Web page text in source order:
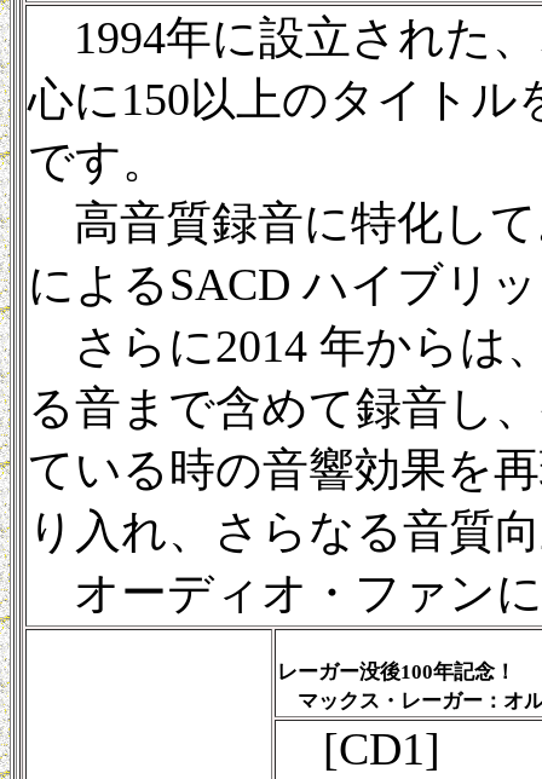
1994年に設立された
心に150以上のタイト
です。
高音質録音に特化し
によるSACD ハイブリ
さらに2014 年からは
る音まで含めて録音し
ている時の音響効果を
り入れ、さらなる音質
オーディオ・ファン
レーガー没後100年記念！
マックス・レーガー：オ
[CD1]